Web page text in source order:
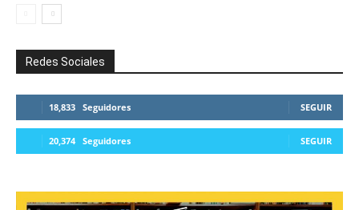
Redes Sociales
18,833 Seguidores SEGUIR
20,374 Seguidores SEGUIR